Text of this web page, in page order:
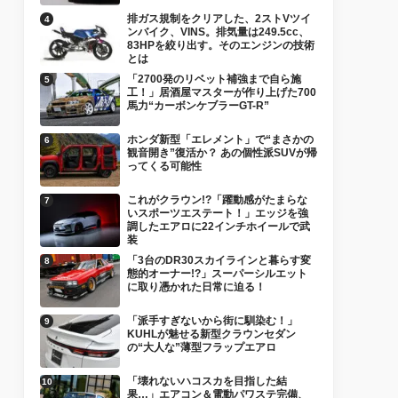
排ガス規制をクリアした、2ストVツイ
ンバイク、VINS。排気量は249.5cc、
83HPを絞り出す。そのエンジンの技術
とは
「2700発のリベット補強まで自ら施
工！」居酒屋マスターが作り上げた700
馬力“カーボンケブラーGT-R”
ホンダ新型「エレメント」で“まさかの
観音開き”復活か？ あの個性派SUVが帰
ってくる可能性
これがクラウン!?「躍動感がたまらな
いスポーツエステート！」エッジを強
調したエアロに22インチホイールで武
装
「3台のDR30スカイラインと暮らす変
態的オーナー!?」スーパーシルエット
に取り憑かれた日常に迫る！
「派手すぎないから街に馴染む！」
KUHLが魅せる新型クラウンセダン
の“大人な”薄型フラップエアロ
「壊れないハコスカを目指した結
果…」エアコン＆電動パワステ完備、